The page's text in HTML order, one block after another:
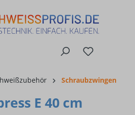
Schraubzwingen
E 40 cm